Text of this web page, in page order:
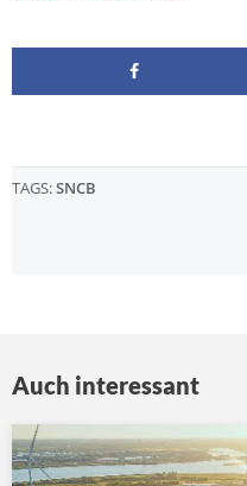
TAGS:SNCB
Auch interessant